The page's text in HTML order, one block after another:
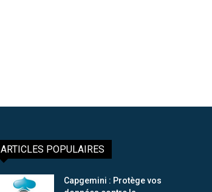
ARTICLES POPULAIRES
Capgemini : Protège vos